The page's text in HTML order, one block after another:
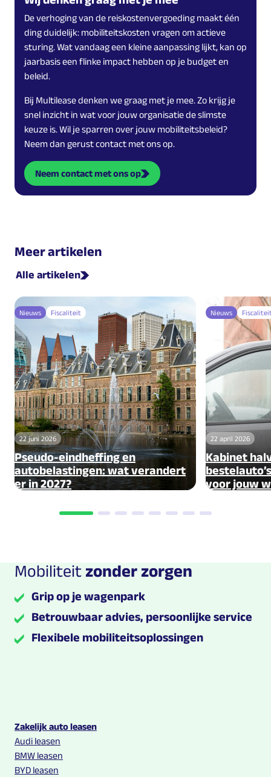
De verhoging van de reiskostenvergoeding maakt één
ding duidelijk: mobiliteitskosten vragen om actieve
sturing. Wat vandaag een kleine aanpassing lijkt, kan op
jaarbasis een flinke impact hebben op je budget en
beleid.
Bij Multilease denken we graag met je mee. Zo krijg je
snel inzicht in wat voor jouw organisatie de slimste
keuze is. Wil je sparren over jouw mobiliteitsbeleid?
Neem dan gerust contact met ons op.
Neem contact met ons op
Meer artikelen
Alle artikelen
Pseudo-eindheffing en
autobelastingen: wat verandert
er in 2027?
22 juni 2026
Nieuws Fiscaliteit
Kabinet
voor jouw
22 april 2026
Nieuws
Mobiliteit zonder zorgen
Grip op je wagenpark
Betrouwbaar advies, persoonlijke service
Flexibele mobiliteitsoplossingen
Multilease links en contact informatie
Zakelijk auto leasen
Audi leasen
BMW leasen
BYD leasen